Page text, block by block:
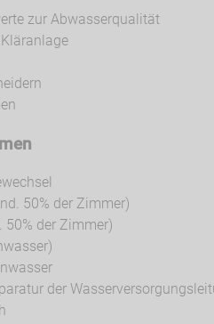
zur Abwasserqualität
50% der Zimmer)
50% der Zimmer)
der